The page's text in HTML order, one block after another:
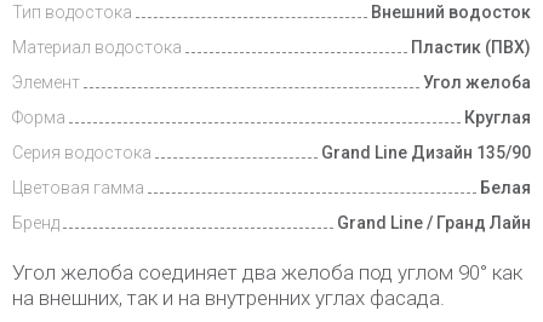
Тип водостока
Внешний водосток
Материал водостока
Пластик (ПВХ)
Элемент
Угол желоба
Форма
Круглая
Серия водостока
Grand Line Дизайн 135/90
Цветовая гамма
Белая
Бренд
Grand Line / Гранд Лайн
Угол желоба соединяет два желоба под углом 90° как
на внешних, так и на внутренних углах фасада.